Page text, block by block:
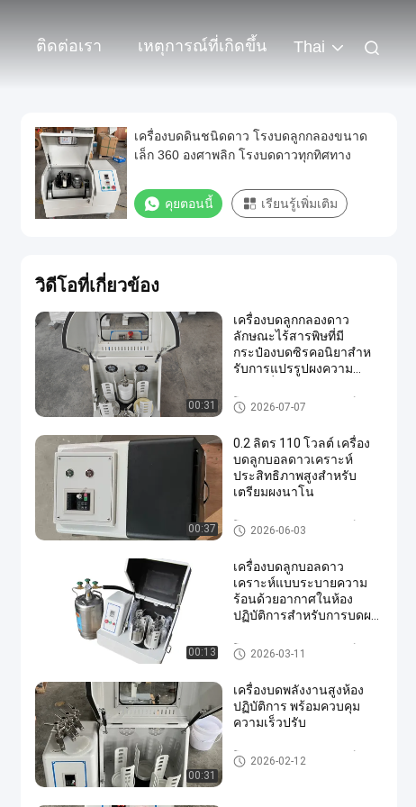
ติดต่อเรา เหตุการณ์ที่เกิดขึ้น Thai
เครื่องบดดินชนิดดาว โรงบดลูกกลองขนาด
เล็ก 360 องศาพลิก โรงบดดาวทุกทิศทาง
คุยตอนนี้ เรียนรู้เพิ่มเติม
วิดีโอที่เกี่ยวข้อง
00:31
เครื่องบดลูกกลองดาว
ลักษณะไร้สารพิษที่มี
กระป๋องบดซิรคอนิยาสําห
รับการแปรรูปผงความ
โรงงานลูกบอลดาวเคราะห์
2026-07-07
00:37
0.2 ลิตร 110 โวลต์ เครื่อง
บดลูกบอลดาวเคราะห์
ประสิทธิภาพสูงสำหรับ
เตรียมผงนาโน
โรงงานลูกบอลดาวเคราะห์
2026-06-03
00:13
เครื่องบดลูกบอลดาว
เคราะห์แบบระบายความ
ร้อนด้วยอากาศในห้อง
ปฏิบัติการสำหรับการบดผง
เสริม
โรงงานลูกบอลดาวเคราะห์
2026-03-11
00:31
เครื่องบดพลังงานสูงห้อง
ปฏิบัติการ พร้อมควบคุม
ความเร็วปรับ
โรงงานลูกบอลดาวเคราะห์
2026-02-12